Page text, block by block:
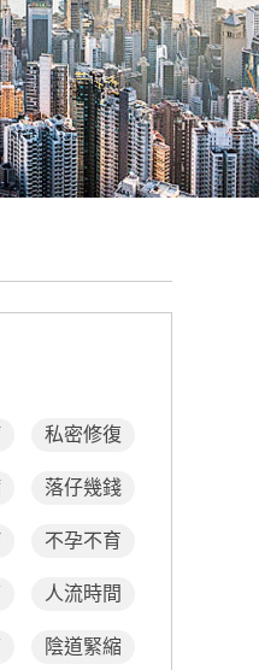
私密修復
落仔幾錢
不孕不育
人流時間
陰道緊縮